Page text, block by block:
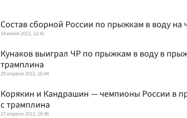
Состав сборной России по прыжкам в воду на
14 июня 2013, 12:41
Кунаков выиграл ЧР по прыжкам в воду в
трамплина
29 апреля 2012, 16:44
Корякин и Кандрашин — чемпионы России в
с трамплина
27 апреля 2012, 18:46